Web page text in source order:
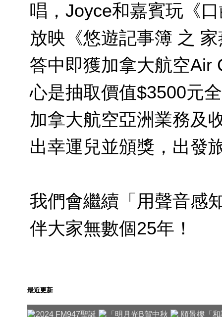
唱，Joyce和嘉賓玩《
放映《悠遊記事簿 之
答中即獲加拿大航空Air
心是抽取價值$3500元
加拿大航空亞洲業務及
出幸運兒並頒獎，出發
我們會繼續「用聲音感
伴大家無數個25年！
最近更新